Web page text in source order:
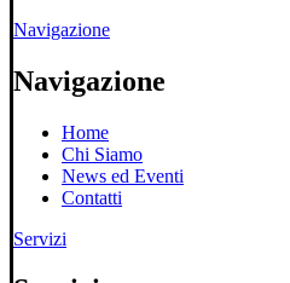
Navigazione
Navigazione
Home
Chi Siamo
News ed Eventi
Contatti
Servizi